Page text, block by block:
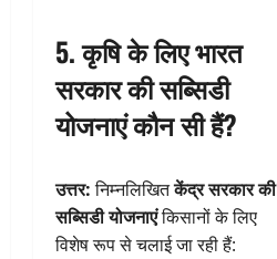
5. कृषि के लिए भारत
सरकार की सब्सिडी
योजनाएं कौन सी हैं?
उत्तर:निम्नलिखितकेंद्र सरकार की
सब्सिडी योजनाएंकिसानों के लिए
विशेष रूप से चलाई जा रही हैं: